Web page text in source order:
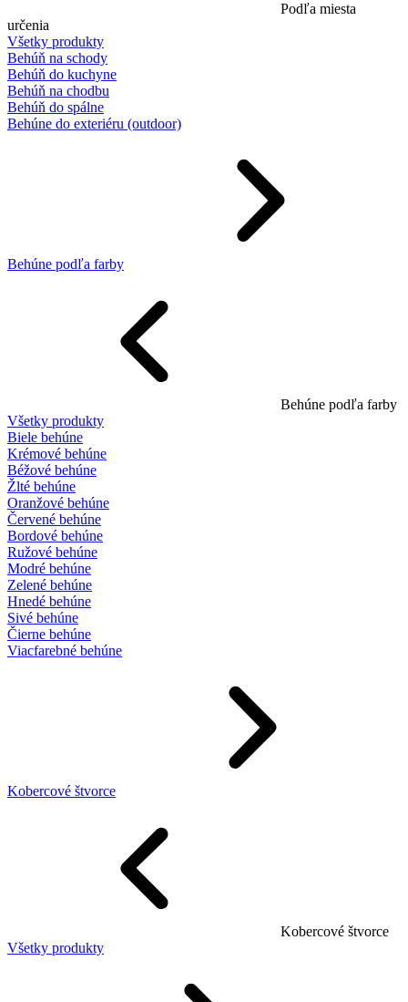
Podľa miesta
určenia
Všetky produkty
Behúň na schody
Behúň do kuchyne
Behúň na chodbu
Behúň do spálne
Behúne do exteriéru (outdoor)
Behúne podľa farby
Behúne podľa farby
Všetky produkty
Biele behúne
Krémové behúne
Béžové behúne
Žlté behúne
Oranžové behúne
Červené behúne
Bordové behúne
Ružové behúne
Modré behúne
Zelené behúne
Hnedé behúne
Sivé behúne
Čierne behúne
Viacfarebné behúne
Kobercové štvorce
Kobercové štvorce
Všetky produkty